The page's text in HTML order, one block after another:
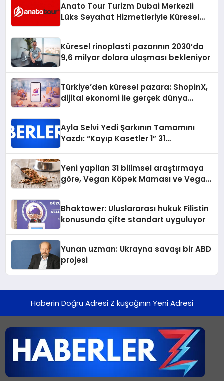
Anato Tour Turizm Dubai Merkezli
Lüks Seyahat Hizmetleriyle Küresel
Küresel rinoplasti pazarının 2030’da
9,6 milyar dolara ulaşması bekleniyor
Türkiye’den küresel pazara: ShopinX,
dijital ekonomi ile gerçek dünya
Ayla Selvi Yedi Şarkının Tamamını
Yazdı: “Kayıp Kasetler 1” 31
Yeni yapilan 31 bilimsel araştırmaya
göre, Vegan Köpek Maması ve Vegan
Bhaktawer: Uluslararası hukuk Filistin
konusunda çifte standart uyguluyor
Yunan uzman: Ukrayna savaşı bir ABD
projesi
Haberin Doğru Adresi Z kuşağının Yeni Adresi